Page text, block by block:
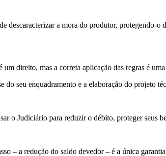
a mora do produtor, protegendo-o
direito, mas a correta aplicação das regras é
seu enquadramento e a elaboração do projeto
o Judiciário para reduzir o débito, proteger seus
– a redução do saldo devedor – é a única